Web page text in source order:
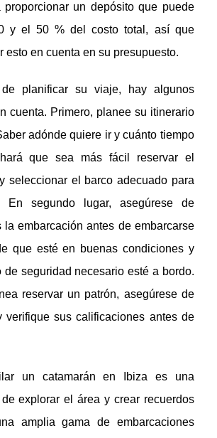
proporcionar un depósito que puede
y el 50 % del costo total, así que
esto en cuenta en su presupuesto.
planificar su viaje, hay algunos
cuenta. Primero, planee su itinerario
adónde quiere ir y cuánto tiempo
que sea más fácil reservar el
seleccionar el barco adecuado para
En segundo lugar, asegúrese de
la embarcación antes de embarcarse
que esté en buenas condiciones y
seguridad necesario esté a bordo.
reservar un patrón, asegúrese de
verifique sus calificaciones antes de
un catamarán en Ibiza es una
explorar el área y crear recuerdos
amplia gama de embarcaciones